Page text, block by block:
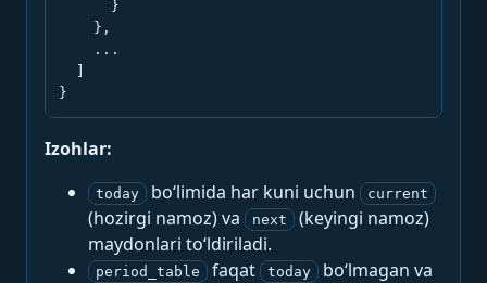
      }
    },
    ...
}
Izohlar:
today bo‘limida har kuni uchun current
(hozirgi namoz) va next
(keyingi namoz)
maydonlari to‘ldiriladi.
period_table faqat today
bo‘lmagan va